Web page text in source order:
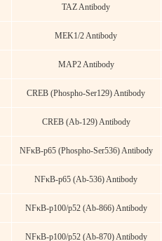
TAZ Antibody
MEK1/2 Antibody
MAP2 Antibody
CREB (Phospho-Ser129) Antibody
CREB (Ab-129) Antibody
NFκB-p65 (Phospho-Ser536) Antibody
NFκB-p65 (Ab-536) Antibody
NFκB-p100/p52 (Ab-866) Antibody
NFκB-p100/p52 (Ab-870) Antibody